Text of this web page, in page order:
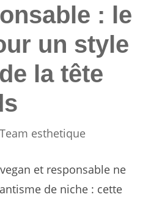
: le
un style
la tête
Team esthetique
et responsable ne
de niche : cette